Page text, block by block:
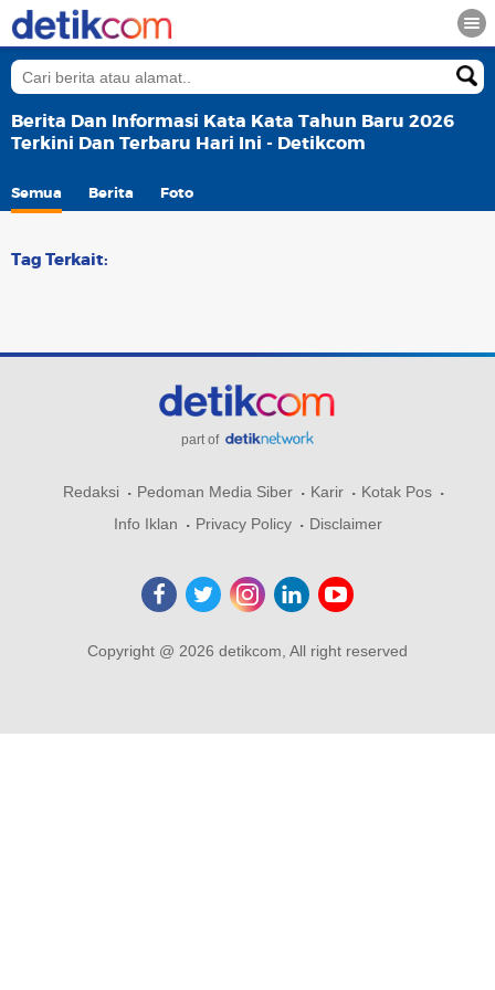
Berita Dan Informasi Kata Kata Tahun Baru 2026
Terkini Dan Terbaru Hari Ini - Detikcom
Semua Berita Foto
Tag Terkait:
part of
Redaksi Pedoman Media Siber Karir
Kotak Pos
Info Iklan
Privacy Policy Disclaimer
Copyright @ 2026 detikcom, All right reserved